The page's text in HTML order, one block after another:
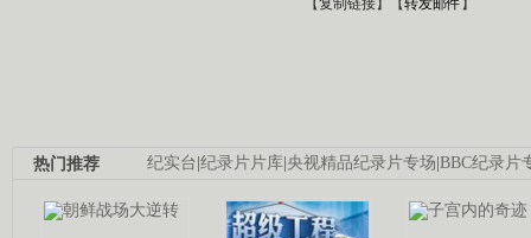
纪实台|纪录片片库|央视精品纪录片专场|BBC纪录片
热门推荐